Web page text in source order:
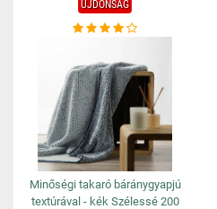
ÚJDONSÁG
Minőségi takaró báránygyapjú
textúrával - kék Szélessé 200